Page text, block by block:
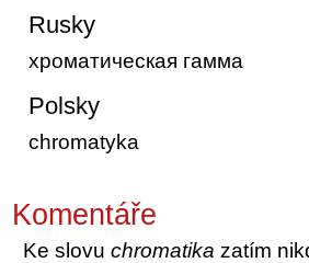
Rusky
хроматическая гамма
Polsky
chromatyka
Komentáře
Ke slovuchromatika zatím